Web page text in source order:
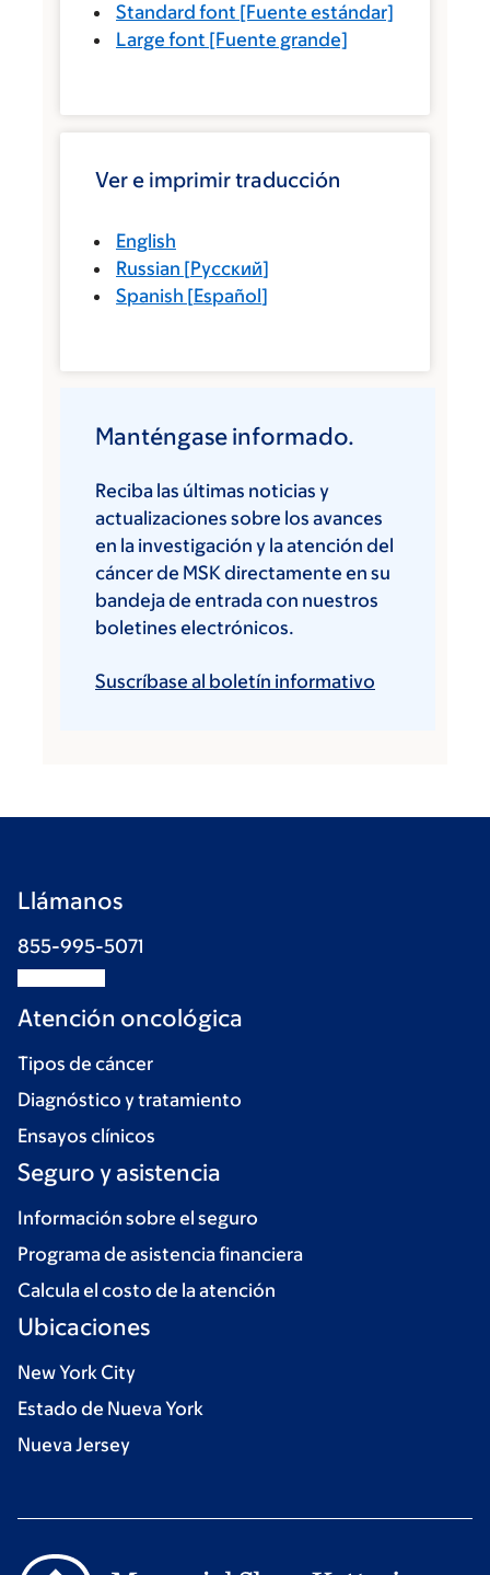
Standard font [Fuente estándar]
Large font [Fuente grande]
Ver e imprimir traducción
English
Russian [Русский]
Spanish [Español]
Manténgase informado.
Reciba las últimas noticias y
actualizaciones sobre los avances
en la investigación y la atención del
cáncer de MSK directamente en su
bandeja de entrada con nuestros
boletines electrónicos.
Suscríbase al boletín informativo
Llámanos
855-995-5071
Atención oncológica
Tipos de cáncer
Diagnóstico y tratamiento
Ensayos clínicos
Seguro y asistencia
Información sobre el seguro
Programa de asistencia financiera
Calcula el costo de la atención
Ubicaciones
New York City
Estado de Nueva York
Nueva Jersey